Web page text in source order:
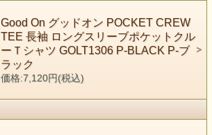
Good On グッドオン POCKET CREW
TEE 長袖 ロングスリーブポケットクル
ーＴシャツ GOLT1306 P-BLACK P-ブ
ラック
価格:7,120円(税込)